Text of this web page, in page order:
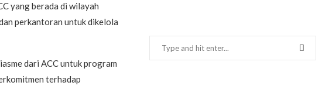
yang berada di wilayah
perkantoran untuk dikelola
dari ACC untuk program
terhadap